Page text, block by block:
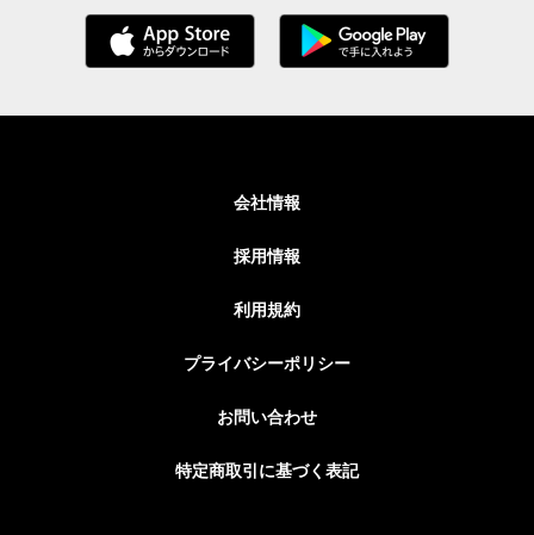
会社情報
採用情報
利用規約
プライバシーポリシー
お問い合わせ
特定商取引に基づく表記